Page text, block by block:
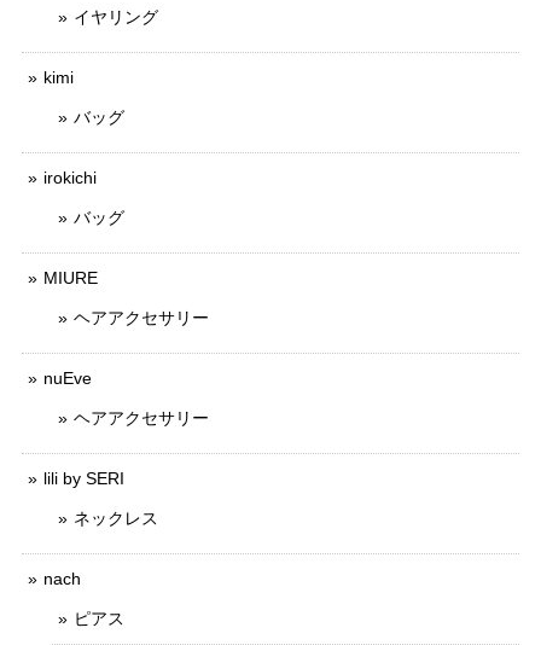
イヤリング
kimi
バッグ
irokichi
バッグ
MIURE
ヘアアクセサリー
nuEve
ヘアアクセサリー
lili by SERI
ネックレス
nach
ピアス